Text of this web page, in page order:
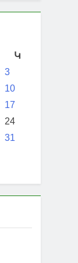
Կ
3
10
17
24
31